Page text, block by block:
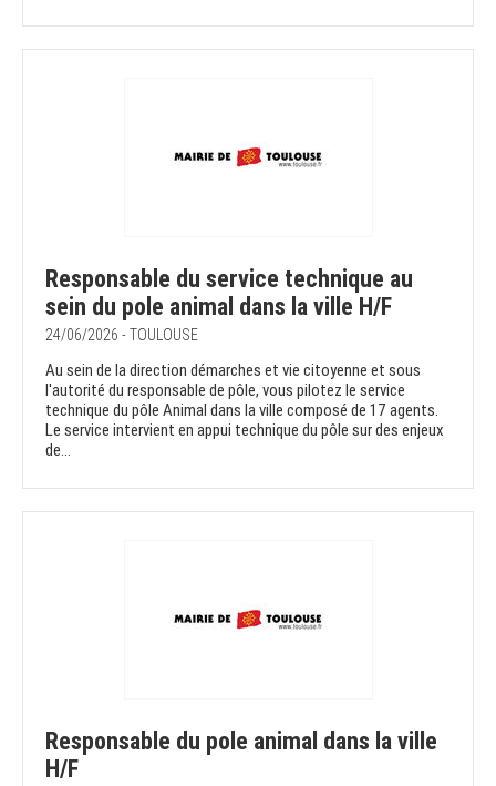
Responsable du service technique au
sein du pole animal dans la ville H/F
24/06/2026 - TOULOUSE
Au sein de la direction démarches et vie citoyenne et sous
l'autorité du responsable de pôle, vous pilotez le service
technique du pôle Animal dans la ville composé de 17 agents.
Le service intervient en appui technique du pôle sur des enjeux
de...
Responsable du pole animal dans la ville
H/F